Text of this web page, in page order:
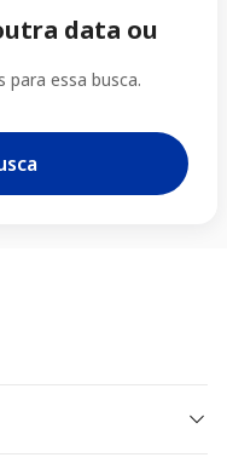
data ou
essa busca.